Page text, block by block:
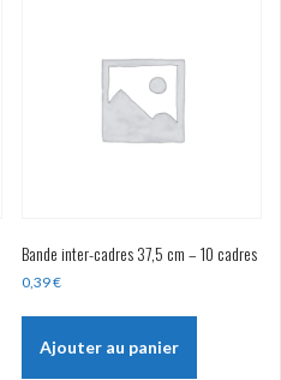
Bande inter-cadres 37,5 cm – 10 cadres
0,39€
Ajouter au panier